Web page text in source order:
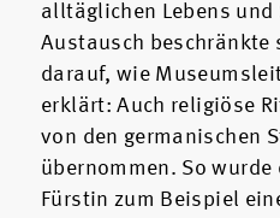
alltäglichen Lebens und
Austausch beschränkte
darauf, wie
erklärt: Auch religiöse
von den germanischen
übernommen. So wurde
Fürstin zum Beispiel